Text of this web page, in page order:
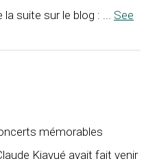
la suite sur le blog : ... See
mémorables
Kiavué avait fait venir